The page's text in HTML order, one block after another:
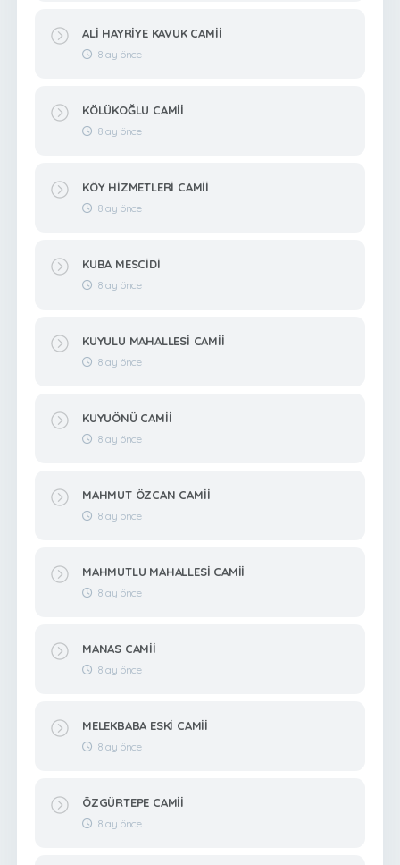
ALİ HAYRİYE KAVUK CAMİİ
8 ay önce
KÖLÜKOĞLU CAMİİ
8 ay önce
KÖY HİZMETLERİ CAMİİ
8 ay önce
KUBA MESCİDİ
8 ay önce
KUYULU MAHALLESİ CAMİİ
8 ay önce
KUYUÖNÜ CAMİİ
8 ay önce
MAHMUT ÖZCAN CAMİİ
8 ay önce
MAHMUTLU MAHALLESİ CAMİİ
8 ay önce
MANAS CAMİİ
8 ay önce
MELEKBABA ESKİ CAMİİ
8 ay önce
ÖZGÜRTEPE CAMİİ
8 ay önce